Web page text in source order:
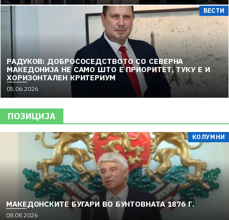
ВЕСТИ
РАДУКОВ: ДОБРОСОСЕДСТВОТО СО СЕВЕРНА
МАКЕДОНИЈА НЕ САМО ШТО Е ПРИОРИТЕТ, ТУКУ Е И
ХОРИЗОНТАЛЕН КРИТЕРИУМ
05.06.2026
ПОЗИЦИЈА
КОЛУМНИ
МАКЕДОНСКИТЕ БУГАРИ ВО БУНТОВНАТА 1876 Г.
08.08.2026